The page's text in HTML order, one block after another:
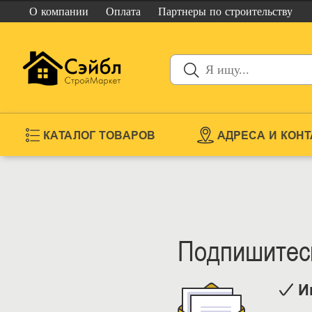
О компании Оплата Партнеры по строительству
КАТАЛОГ ТОВАРОВ АДРЕСА И